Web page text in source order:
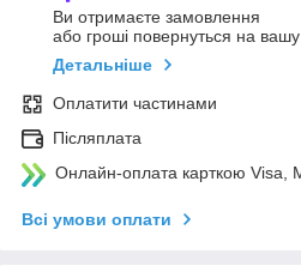
Ви отримаєте замовлення
або гроші повернуться на вашу
Детальніше
Оплатити частинами
Післяплата
Онлайн-оплата карткою Visa,
Всі умови оплати